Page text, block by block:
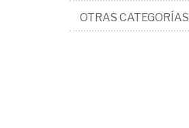
OTRAS CATEGORÍAS